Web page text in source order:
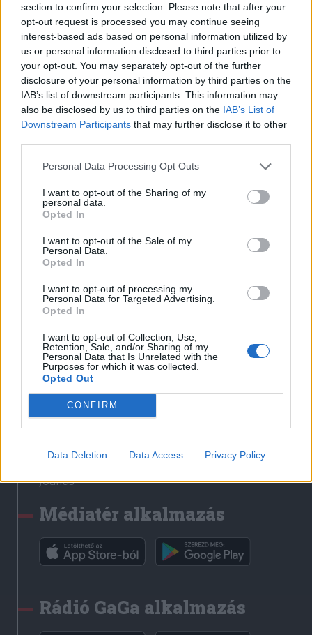
section to confirm your selection. Please note that after your
opt-out request is processed you may continue seeing
interest-based ads based on personal information utilized by
us or personal information disclosed to third parties prior to
your opt-out. You may separately opt-out of the further
disclosure of your personal information by third parties on the
IAB’s list of downstream participants. This information may
also be disclosed by us to third parties on the IAB’s List of
Downstream Participants that may further disclose it to other
Personal Data Processing Opt Outs
I want to opt-out of the Sharing of my
personal data.
Opted In
I want to opt-out of the Sale of my
Personal Data.
Opted In
I want to opt-out of processing my
Personal Data for Targeted Advertising.
Opted In
I want to opt-out of Collection, Use,
Retention, Sale, and/or Sharing of my
Personal Data that Is Unrelated with the
Purposes for which it was collected.
Opted Out
CONFIRM
Data Deletion Data Access Privacy Policy
Hasznos
Impresszum
Szerzői jogok
Adatvédelmi tájékoztató
Cookie-kezelési tájékoztató
Hozzászólási szabályzat
Nyomtatott lapjaink archívuma
Székely Hírmondó archívuma
Sütibeállítások
Médiatér
Liget
Krónika
Bihari Napló
Erdélyi Napló
Főtér
Rádió GaGa
Jóállás
Médiatér alkalmazás
Rádió GaGa alkalmazás